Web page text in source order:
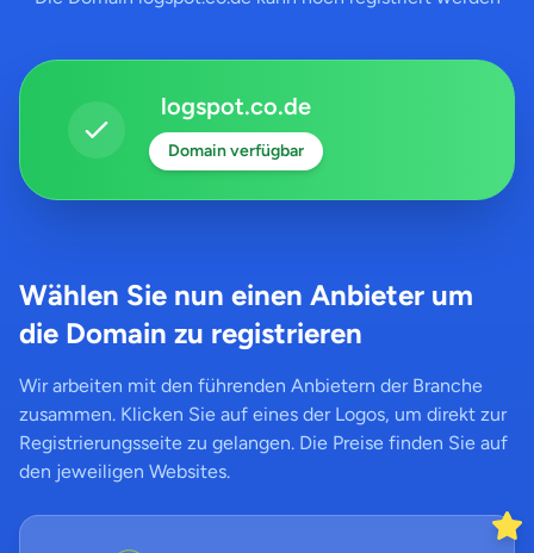
logspot.co.de
Domain verfügbar
Wählen Sie nun einen Anbieter um
die Domain zu registrieren
Wir arbeiten mit den führenden Anbietern der Branche
zusammen. Klicken Sie auf eines der Logos, um direkt zur
Registrierungsseite zu gelangen. Die Preise finden Sie auf
den jeweiligen Websites.